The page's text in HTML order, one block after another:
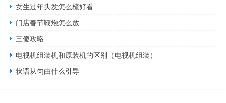
女生过年头发怎么梳好看
门店春节鞭炮怎么放
三傻攻略
电视机组装机和原装机的区别（电视机组装）
状语从句由什么引导